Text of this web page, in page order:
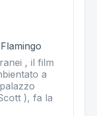
, il film
a
), fa la